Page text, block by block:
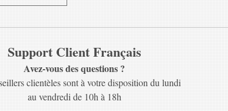
Support Client Français
Avez-vous des questions ?
clientèles sont à votre disposition du lundi
au vendredi de 10h à 18h